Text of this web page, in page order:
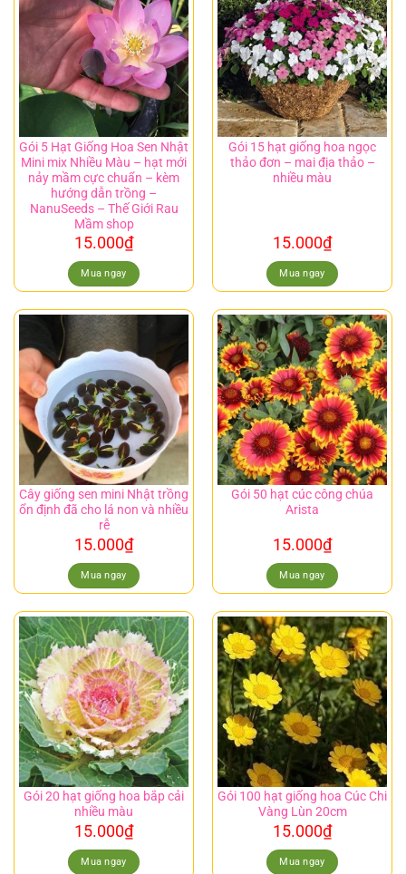
Gói 5 Hạt Giống Hoa Sen Nhật
Mini mix Nhiều Màu – hạt mới
nảy mầm cực chuẩn – kèm
hướng dẫn trồng –
NanuSeeds – Thế Giới Rau
Mầm shop
15.000₫
Mua ngay
Gói 15 hạt giống hoa ngọc
thảo đơn – mai địa thảo –
nhiều màu
15.000₫
Mua ngay
Cây giống sen mini Nhật trồng
ổn định đã cho lá non và nhiều
rễ
15.000₫
Mua ngay
Gói 50 hạt cúc công chúa
Arista
15.000₫
Mua ngay
Gói 20 hạt giống hoa bắp cải
nhiều màu
15.000₫
Mua ngay
Gói 100 hạt giống hoa Cúc Chi
Vàng Lùn 20cm
15.000₫
Mua ngay